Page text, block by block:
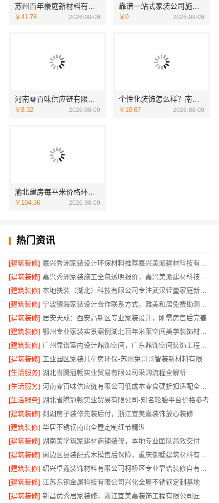
苏州百年豪庭新材料有限公司：靠谱家装团队拎包入住省心选
￥41.78 2026-08-09
靠谱一站式家装公司施工，南通宏域全宅装饰建材有限公司全程负责
￥0 2026-08-09
河南零百味供应链有限公司河南本地低成本量贩零食全域盈利
￥8.32 2026-08-09
个性化装饰怎么样？南京市创亿讯环保全包打造品质家居
￥10.67 2026-08-09
渝北建房每平米价格环保材料-重庆御墅建筑材料有限公司重钢别墅
￥104.36 2026-08-09
热门资讯
[建筑装修]
[建筑装修]
[建筑装修]
本地快装（湖北）科技有限公司专注武汉轻量家庭新房装修
[建筑装修]
[建筑装修] 居安天成：西安高新区专业家装设计，刚需房售后完善
[建筑装修]
鄂州专业家装实景案例湖北百年米莱空间美学装饰材料有限公司
[建筑装修]
广州靠谱室内设计鼎饰空间，广东鼎饰空间装饰工程有限公司匠心施工
[建筑装修]
[生活服务] 湖北省腾冠畅实业贸易有限公司采购流程全解析
[生活服务]
河南零百味供应链有限公司低成本零食硬折扣适配全场景
[生活服务] 湖北省腾冠畅实业贸易有限公司-知名轮胎平台价格参考
[建筑装修] 剡湖房子装修先装后付，浙江宜美嘉装饰放心装修
[建筑装修] 华居不锈钢南山全屋定制细节精湛
[建筑装修] 湖南美学筑家建材商铺装修，本地专业团队高效交付
[建筑装修]
[建筑装修]
[建筑装修] 江苏东钢金属科技有限公司兴化全屋不锈钢定制基地
[建筑装修]